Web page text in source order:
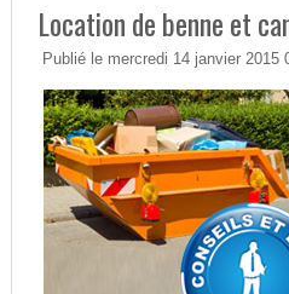
Location de benne et
Publié le mercredi 14 janvier 2015